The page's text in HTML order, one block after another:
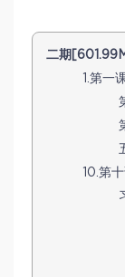
二期
1.第一
10.第